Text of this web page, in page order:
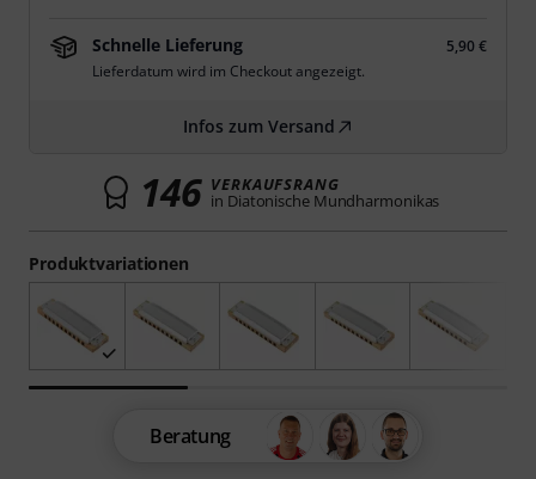
Produktvariationen
Schnelle Lieferung
5,90 €
Lieferdatum wird im Checkout angezeigt.
Infos zum Versand
146 VERKAUFSRANG
in Diatonische Mundharmonikas
Beratung